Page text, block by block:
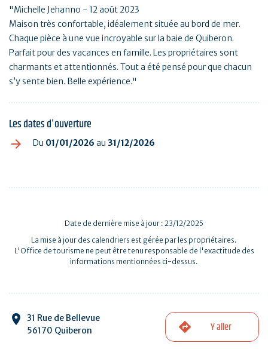
"Michelle Jehanno - 12 août 2023
Maison très confortable, idéalement située au bord de mer.
Chaque pièce à une vue incroyable sur la baie de Quiberon.
Parfait pour des vacances en famille. Les propriétaires sont
charmants et attentionnés. Tout a été pensé pour que chacun
s’y sente bien. Belle expérience."
Les dates d'ouverture
Du 01/01/2026 au 31/12/2026
Date de dernière mise à jour : 23/12/2025
La mise à jour des calendriers est gérée par les propriétaires.
L'Office de tourisme ne peut être tenu responsable de l'exactitude des
informations mentionnées ci-dessus.
31 Rue de Bellevue
56170 Quiberon
Y aller